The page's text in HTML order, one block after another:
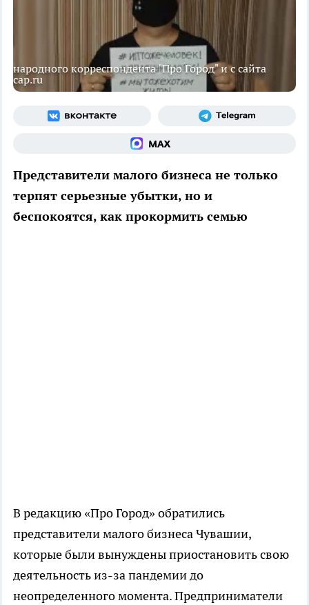
народного корреспондента "Про Город" и с сайта
cap.ru
Представители малого бизнеса не только
терпят серьезные убытки, но и
беспокоятся, как прокормить семью
В редакцию «Про Город» обратились
представители малого бизнеса Чувашии,
которые были вынуждены приостановить свою
деятельность из-за пандемии до
неопределенного момента. Предприниматели